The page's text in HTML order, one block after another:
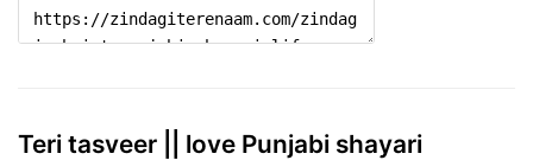
Teri tasveer || love Punjabi shayari